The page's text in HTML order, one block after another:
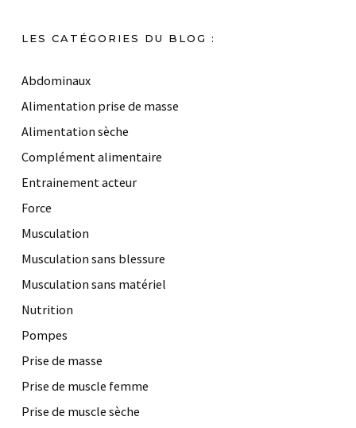
LES CATÉGORIES DU BLOG :
Abdominaux
Alimentation prise de masse
Alimentation sèche
Complément alimentaire
Entrainement acteur
Force
Musculation
Musculation sans blessure
Musculation sans matériel
Nutrition
Pompes
Prise de masse
Prise de muscle femme
Prise de muscle sèche